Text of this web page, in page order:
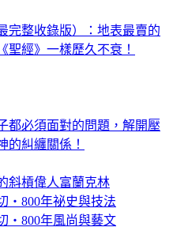
完整收錄版）：地表最賣的
聖經》一樣歷久不衰！
都必須面對的問題，解開壓
的糾纏關係！
斜槓偉人富蘭克林
‧800年祕史與技法
‧800年風尚與藝文